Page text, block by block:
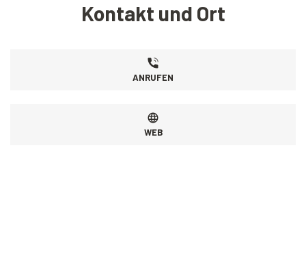
Kontakt und Ort
ANRUFEN
WEB